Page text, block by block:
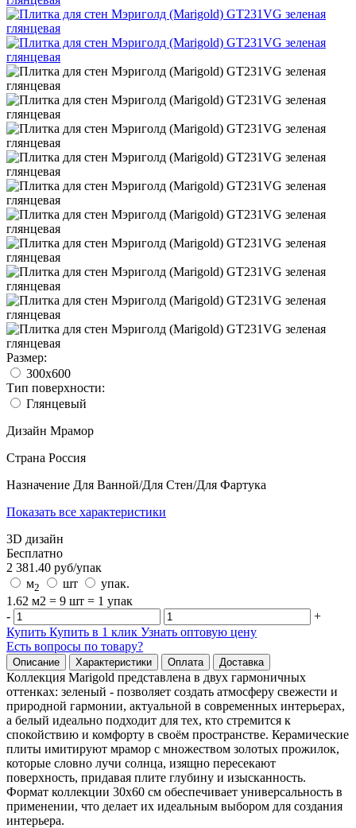
Размер:
300x600
Тип поверхности:
Глянцевый
Дизайн Мрамор
Страна Россия
Назначение Для Ванной/Для Стен/Для Фартука
Показать все характеристики
3D дизайн
Бесплатно
2 381.40 руб/упак
м2 шт
упак.
1.62 м2 = 9 шт = 1 упак
-
+
Купить Купить в 1 клик Узнать оптовую цену
Есть вопросы по товару?
Описание Характеристики Оплата Доставка
Коллекция Marigold представлена в двух гармоничных
оттенках: зеленый - позволяет создать атмосферу свежести и
природной гармонии, актуальной в современных интерьерах,
а белый идеально подходит для тех, кто стремится к
спокойствию и комфорту в своём пространстве. Керамические
плиты имитируют мрамор с множеством золотых прожилок,
которые словно лучи солнца, изящно пересекают
поверхность, придавая плите глубину и изысканность.
Формат коллекции 30х60 см обеспечивает универсальность в
применении, что делает их идеальным выбором для создания
интерьера.